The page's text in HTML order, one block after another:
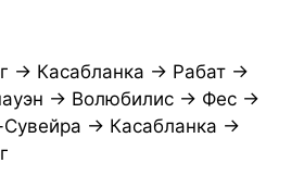
→ Касабланка → Рабат →
→ Волюбилис → Фес →
→ Касабланка →